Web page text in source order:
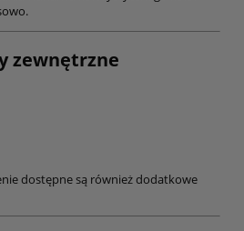
zewnętrzne
dostępne są również dodatkowe